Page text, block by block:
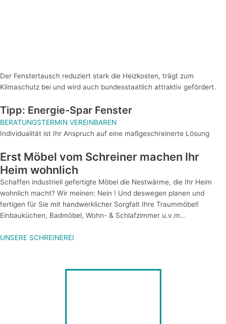
Der Fenstertausch reduziert stark die Heizkosten, trägt zum
Klimaschutz bei und wird auch bundesstaatlich attraktiv gefördert.
Tipp: Energie-Spar Fenster
BERATUNGSTERMIN VEREINBAREN
Individualität ist Ihr Anspruch auf eine maßgeschreinerte Lösung
Erst Möbel vom Schreiner machen Ihr
Heim wohnlich
Schaffen industriell gefertigte Möbel die Nestwärme, die Ihr Heim
wohnlich macht? Wir meinen: Nein ! Und deswegen planen und
fertigen für Sie mit handwerklicher Sorgfalt Ihre Traummöbel!
Einbauküchen, Badmöbel, Wohn- & Schlafzimmer u.v.m…
UNSERE SCHREINEREI